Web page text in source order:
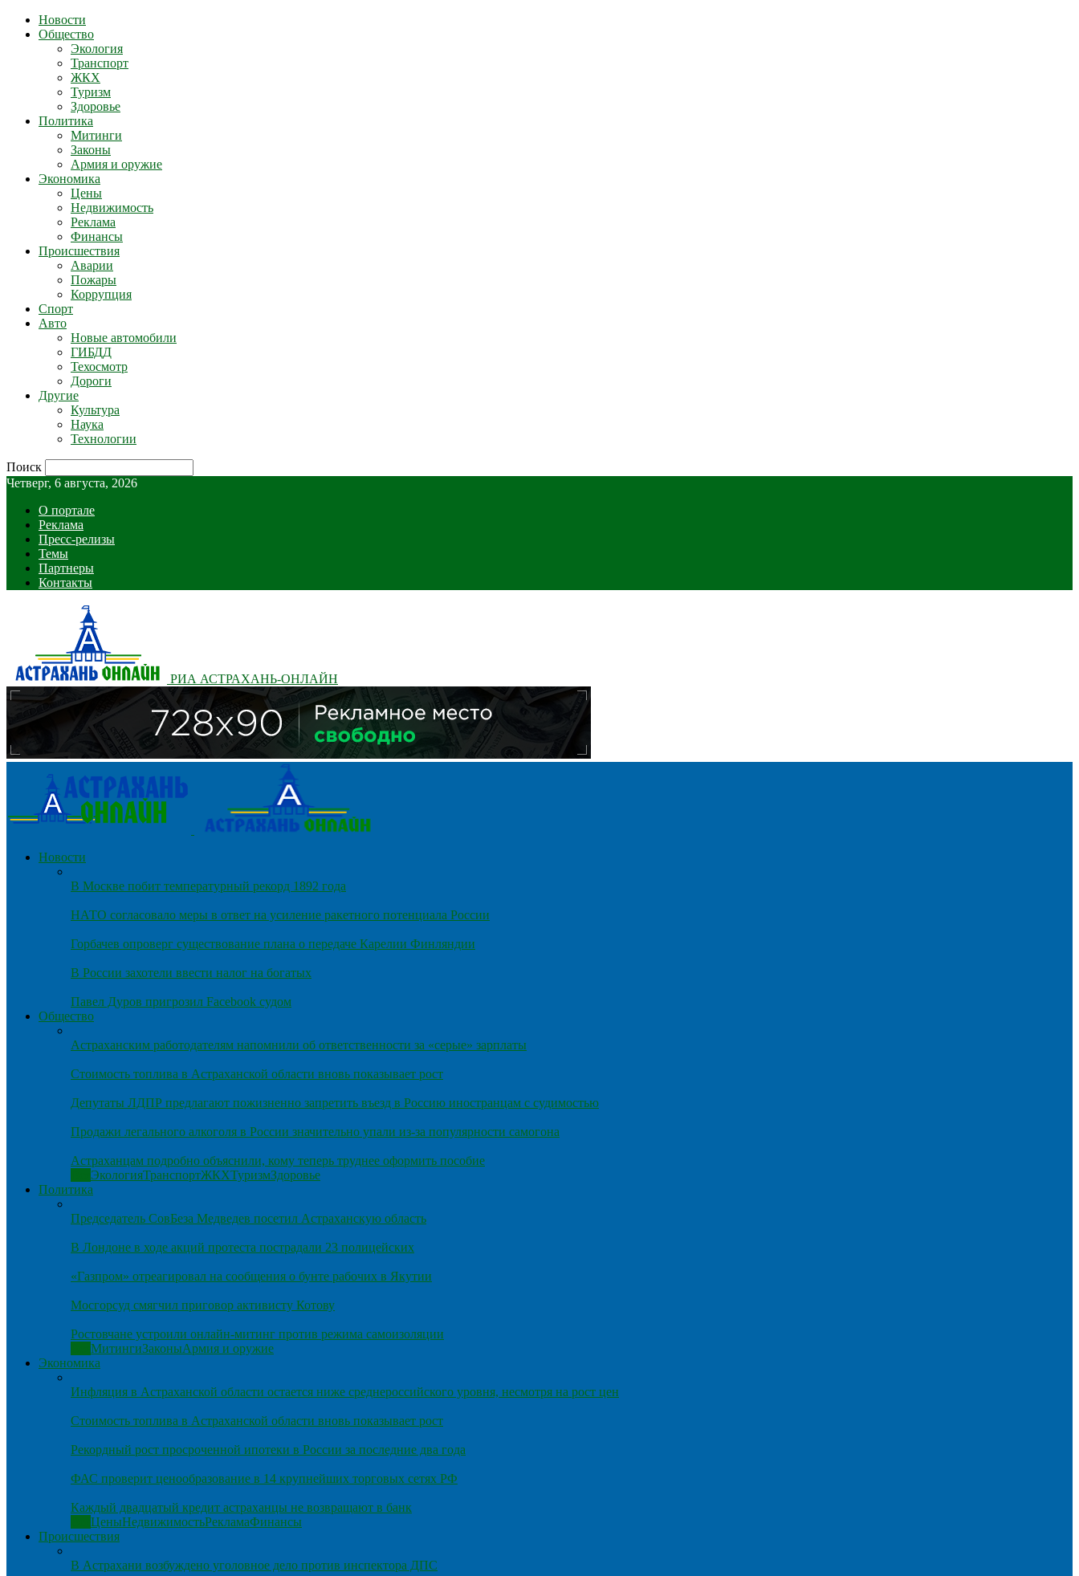
Новости
Общество
Экология
Транспорт
ЖКХ
Туризм
Здоровье
Политика
Митинги
Законы
Армия и оружие
Экономика
Цены
Недвижимость
Реклама
Финансы
Происшествия
Аварии
Пожары
Коррупция
Спорт
Авто
Новые автомобили
ГИБДД
Техосмотр
Дороги
Другие
Культура
Наука
Технологии
Поиск
Четверг, 6 августа, 2026
О портале
Реклама
Пресс-релизы
Темы
Партнеры
Контакты
РИА АСТРАХАНЬ-ОНЛАЙН
Новости
В Москве побит температурный рекорд 1892 года
НАТО согласовало меры в ответ на усиление ракетного потенциала России
Горбачев опроверг существование плана о передаче Карелии Финляндии
В России захотели ввести налог на богатых
Павел Дуров пригрозил Facebook судом
Общество
Астраханским работодателям напомнили об ответственности за «серые» зарплаты
Стоимость топлива в Астраханской области вновь показывает рост
Депутаты ЛДПР предлагают пожизненно запретить въезд в Россию иностранцам с судимостью
Продажи легального алкоголя в России значительно упали из-за популярности самогона
Астраханцам подробно объяснили, кому теперь труднее оформить пособие
ЭкологияТранспортЖКХТуризмЗдоровье
Политика
Председатель СовБеза Медведев посетил Астраханскую область
В Лондоне в ходе акций протеста пострадали 23 полицейских
«Газпром» отреагировал на сообщения о бунте рабочих в Якутии
Мосгорсуд смягчил приговор активисту Котову
Ростовчане устроили онлайн-митинг против режима самоизоляции
МитингиЗаконыАрмия и оружие
Экономика
Инфляция в Астраханской области остается ниже среднероссийского уровня, несмотря на рост цен
Стоимость топлива в Астраханской области вновь показывает рост
Рекордный рост просроченной ипотеки в России за последние два года
ФАС проверит ценообразование в 14 крупнейших торговых сетях РФ
Каждый двадцатый кредит астраханцы не возвращают в банк
ЦеныНедвижимостьРекламаФинансы
Происшествия
В Астрахани возбуждено уголовное дело против инспектора ДПС